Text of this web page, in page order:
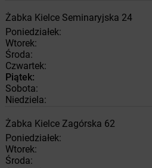
Żabka Kielce Seminaryjska 24
Poniedziałek:
Wtorek:
Środa:
Czwartek:
Piątek:
Sobota:
Niedziela:
Żabka Kielce Zagórska 62
Poniedziałek:
Wtorek:
Środa: